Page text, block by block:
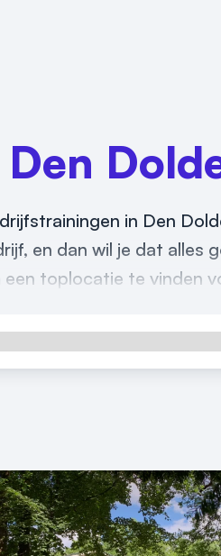
Den
in Den
en dan wil je dat alles
toplocatie te vinden